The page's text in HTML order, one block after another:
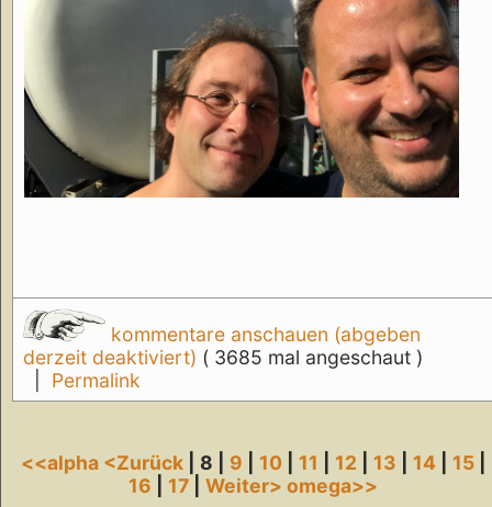
kommentare anschauen (abgeben
derzeit deaktiviert) ( 3685 mal angeschaut )
Permalink
<<alpha <Zurück | 8 | 9 10| 11 12 13 14 15|
16
17 |Weiter>omega>>